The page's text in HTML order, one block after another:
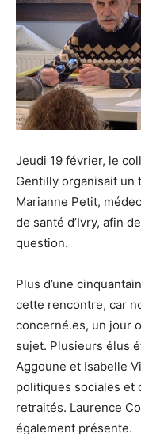
Jeudi 19 février, le
Gentilly organisait un
Marianne Petit,
de santé d’Ivry, afin
question.
Plus d’une
cette rencontre, car
concerné.es, un jour
sujet. Plusieurs élus
Aggoune et Isabelle
politiques sociales et
retraités. Laurence
également présente.